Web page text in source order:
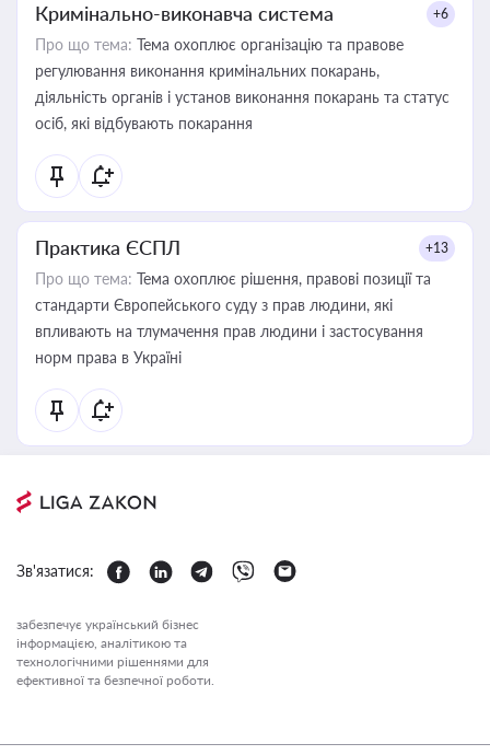
Кримінально-виконавча система +6
Про що тема: Тема охоплює організацію та правове
регулювання виконання кримінальних покарань,
діяльність органів і установ виконання покарань та статус
осіб, які відбувають покарання
Практика ЄСПЛ +13
Про що тема: Тема охоплює рішення, правові позиції та
стандарти Європейського суду з прав людини, які
впливають на тлумачення прав людини і застосування
норм права в Україні
Зв'язатися:
забезпечує український бізнес
інформацією, аналітикою та
технологічними рішеннями для
ефективної та безпечної роботи.